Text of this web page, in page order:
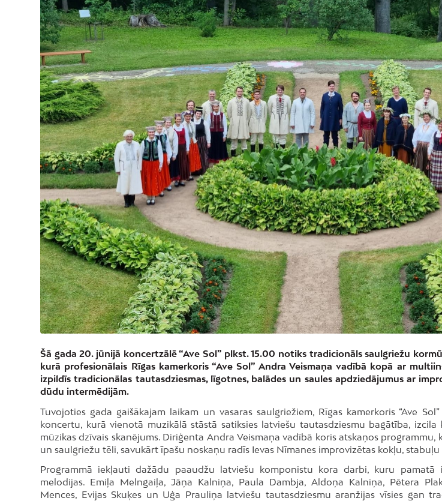
Šā gada 20. jūnijā koncertzālē “Ave Sol” plkst. 15.00 notiks tradicionāls saulgriežu
kurā profesionālais Rīgas kamerkoris “Ave Sol” Andra Veismaņa vadībā kopā ar
izpildīs tradicionālas tautasdziesmas, līgotnes, balādes un saules apdziedājumus ar
dūdu intermēdijām.
Tuvojoties gada gaišākajam laikam un vasaras saulgriežiem, Rīgas kamerkoris “Ave
koncertu, kurā vienotā muzikālā stāstā satiksies latviešu tautasdziesmu bagātība,
mūzikas dzīvais skanējums. Diriģenta Andra Veismaņa vadībā koris atskaņos programmu,
un saulgriežu tēli, savukārt īpašu noskaņu radīs Ievas Nīmanes improvizētas kokļu,
Programmā iekļauti dažādu paaudžu latviešu komponistu kora darbi, kuru pamatā
melodijas. Emiļa Melngaiļa, Jāņa Kalniņa, Paula Dambja, Aldoņa Kalniņa, Pētera
Mences, Evijas Skuķes un Uģa Prauliņa latviešu tautasdziesmu aranžijas vīsies gan